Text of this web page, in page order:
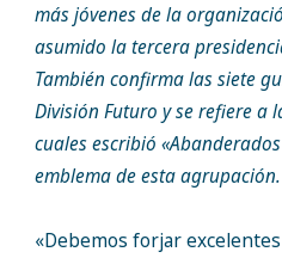
más jóvenes de la
asumido la tercera
También confirma las siete
División Futuro y se refiere a
cuales escribió
emblema de esta agrupación.
«Debemos forjar